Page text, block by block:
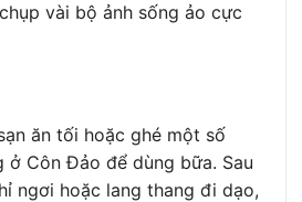
vài bộ ảnh sống ảo cực
ăn tối hoặc ghé một số
ở Côn Đảo để dùng bữa. Sau
ngơi hoặc lang thang đi dạo,